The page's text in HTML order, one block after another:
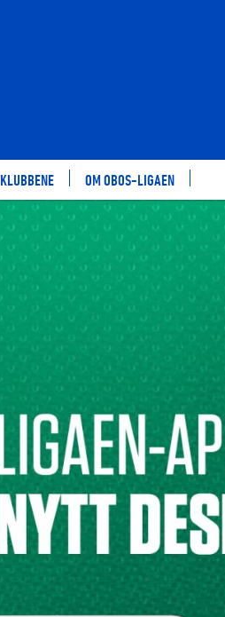
KLUBBENE OM OBOS-LIGAEN